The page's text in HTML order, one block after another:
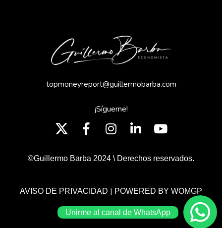
topmoneyreport@guillermobarba.com
¡Sígueme!
©Guillermo Barba 2024 \ Derechos reservados.
AVISO DE PRIVACIDAD | POWERED BY WOMGP
Unirme al canal de WhatsApp